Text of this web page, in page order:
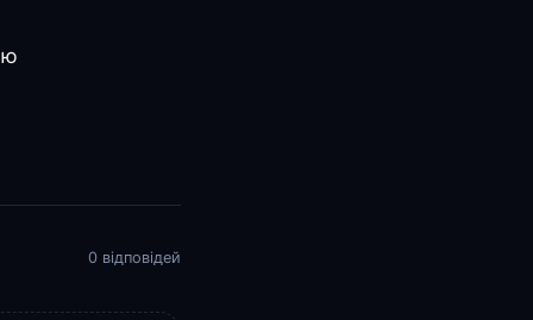
0 відповідей